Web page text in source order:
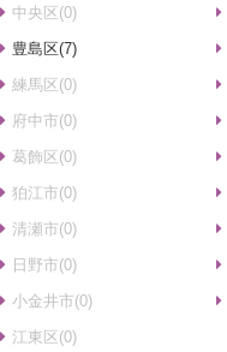
中央区(0)
豊島区(7)
練馬区(0)
府中市(0)
葛飾区(0)
狛江市(0)
清瀬市(0)
日野市(0)
小金井市(0)
江東区(0)